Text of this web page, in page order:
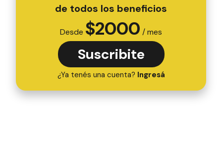
de todos los beneficios
Desde $2000 / mes
Suscribite
¿Ya tenés una cuenta? Ingresá